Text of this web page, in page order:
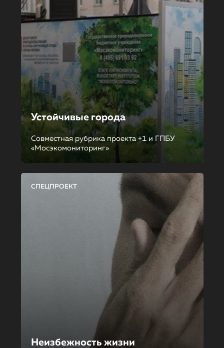
Устойчивые города
Совместная рубрика проекта +1 и ГПБУ
«Мосэкомониторинг»
СПЕЦПРОЕКТ
Неизбежность жизни